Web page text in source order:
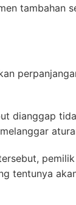
tambahan
dianggap
tentunya